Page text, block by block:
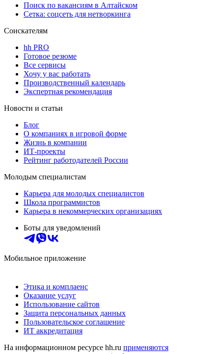
Поиск по вакансиям в Алтайском
Сетка: соцсеть для нетворкинга
Соискателям
hh PRO
Готовое резюме
Все сервисы
Хочу у вас работать
Производственный календарь
Экспертная рекомендация
Новости и статьи
Блог
О компаниях в игровой форме
Жизнь в компании
ИТ-проекты
Рейтинг работодателей России
Молодым специалистам
Карьера для молодых специалистов
Школа программистов
Карьера в некоммерческих организациях
Боты для уведомлений
Мобильное приложение
Этика и комплаенс
Оказание услуг
Использование сайтов
Защита персональных данных
Пользовательское соглашение
ИТ аккредитация
На информационном ресурсе hh.ru применяются